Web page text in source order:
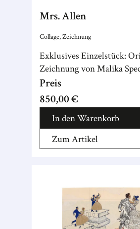
Mrs. Allen
Collage, Zeichnung
Exklusives Einzelstück:
Zeichnung von Malika
Preis
850,00 €
In den Warenkorb
Zum Artikel